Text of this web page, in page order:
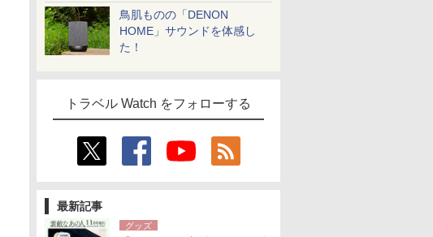
鳥肌ものの「DENON
HOME」サウンドを体感し
た！
トラベル Watch をフォローする
最新記事
グッズ